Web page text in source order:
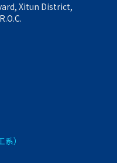
Xitun District,
）